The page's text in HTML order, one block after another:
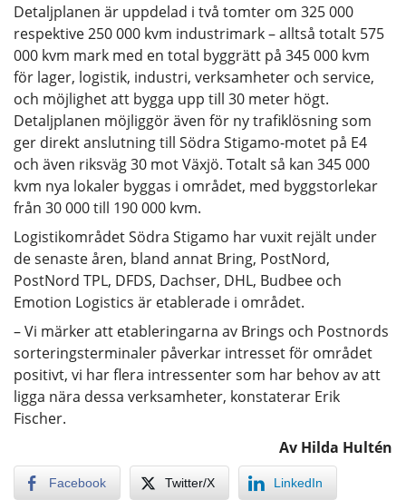
Detaljplanen är uppdelad i två tomter om 325 000
respektive 250 000 kvm industrimark – alltså totalt 575
000 kvm mark med en total byggrätt på 345 000 kvm
för lager, logistik, industri, verksamheter och service,
och möjlighet att bygga upp till 30 meter högt.
Detaljplanen möjliggör även för ny trafiklösning som
ger direkt anslutning till Södra Stigamo-motet på E4
och även riksväg 30 mot Växjö. Totalt så kan 345 000
kvm nya lokaler byggas i området, med byggstorlekar
från 30 000 till 190 000 kvm.
Logistikområdet Södra Stigamo har vuxit rejält under
de senaste åren, bland annat Bring, PostNord,
PostNord TPL, DFDS, Dachser, DHL, Budbee och
Emotion Logistics är etablerade i området.
– Vi märker att etableringarna av Brings och Postnords
sorteringsterminaler påverkar intresset för området
positivt, vi har flera intressenter som har behov av att
ligga nära dessa verksamheter, konstaterar Erik
Fischer.
Av Hilda Hultén
Facebook Twitter/X LinkedIn